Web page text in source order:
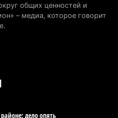
назначили нового
суда
второй день не могут
лицензии 350
общих ценностей и
– медиа, которое говорит
дело опять